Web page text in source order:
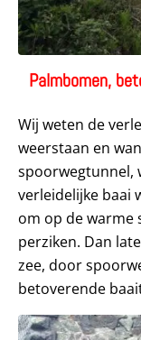
Palmbomen,
Wij weten de
weerstaan en
spoorwegtunnel,
verleidelijke baai
om op de warme
perziken. Dan
zee, door
betoverende